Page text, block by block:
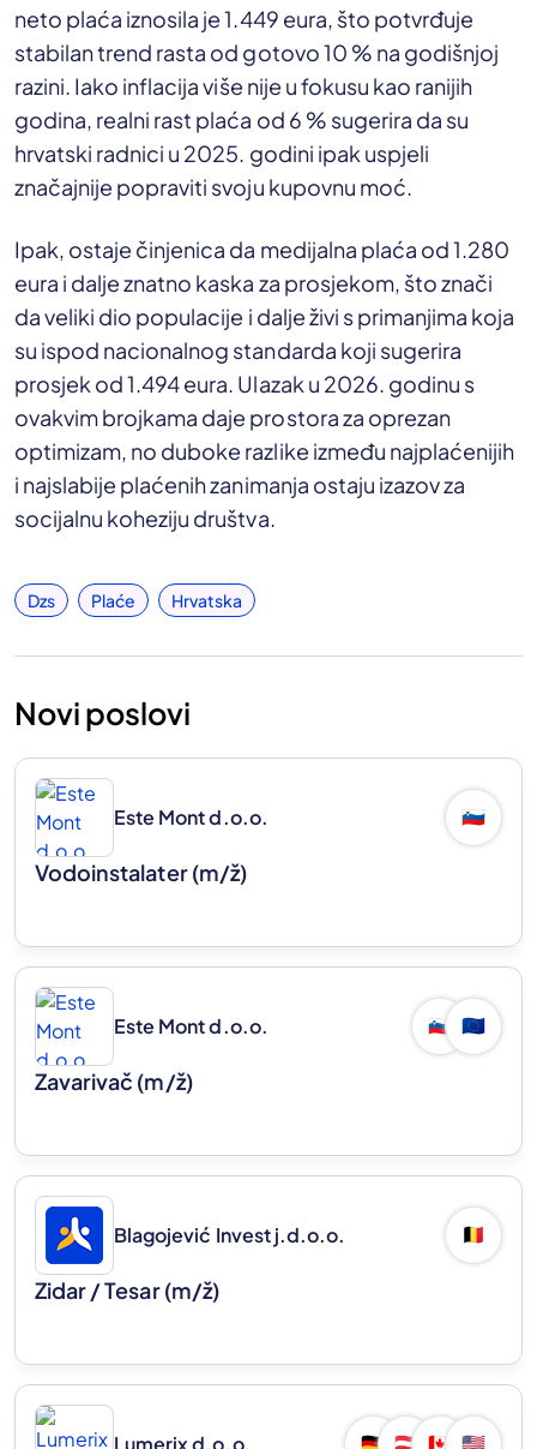
neto plaća iznosila je 1.449 eura, što potvrđuje
stabilan trend rasta od gotovo 10 % na godišnjoj
razini. Iako inflacija više nije u fokusu kao ranijih
godina, realni rast plaća od 6 % sugerira da su
hrvatski radnici u 2025. godini ipak uspjeli
značajnije popraviti svoju kupovnu moć.
Ipak, ostaje činjenica da medijalna plaća od 1.280
eura i dalje znatno kaska za prosjekom, što znači
da veliki dio populacije i dalje živi s primanjima koja
su ispod nacionalnog standarda koji sugerira
prosjek od 1.494 eura. Ulazak u 2026. godinu s
ovakvim brojkama daje prostora za oprezan
optimizam, no duboke razlike između najplaćenijih
i najslabije plaćenih zanimanja ostaju izazov za
socijalnu koheziju društva.
Dzs Plaće Hrvatska
Novi poslovi
Este Mont d.o.o. 🇸🇮
Vodoinstalater(m/ž)
Este Mont d.o.o. 🇸🇮 🇪🇺
Zavarivač (m/ž)
Blagojević Invest j.d.o.o. 🇧🇪
Zidar / Tesar(m/ž)
Lumerix d.o.o. 🇩🇪 🇦🇹 🇨🇦 🇺🇸